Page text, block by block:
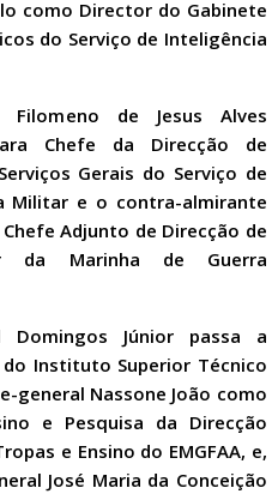
como Director do Gabinete
do Serviço de Inteligência
Filomeno de Jesus Alves
Chefe da Direcção de
Gerais do Serviço de
Militar e o contra-almirante
Adjunto de Direcção de
da Marinha de Guerra
Domingos Júnior passa a
Instituto Superior Técnico
general Nassone João como
e Pesquisa da Direcção
e Ensino do EMGFAA, e,
José Maria da Conceição